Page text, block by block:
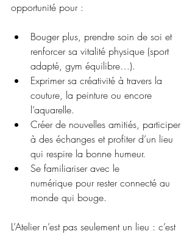
opportunité pour :
Bouger plus, prendre soin de soi et
renforcer sa vitalité physique (sport
adapté, gym équilibre…).
Exprimer sa créativité à travers la
couture, la peinture ou encore
l’aquarelle.
Créer de nouvelles amitiés, participer
à des échanges et profiter d’un lieu
qui respire la bonne humeur.
Se familiariser avec le
numérique pour rester connecté au
monde qui bouge.
L’Atelier n’est pas seulement un lieu : c’est